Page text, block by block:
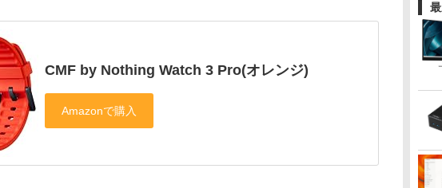
CMF by Nothing Watch 3 Pro(オレンジ)